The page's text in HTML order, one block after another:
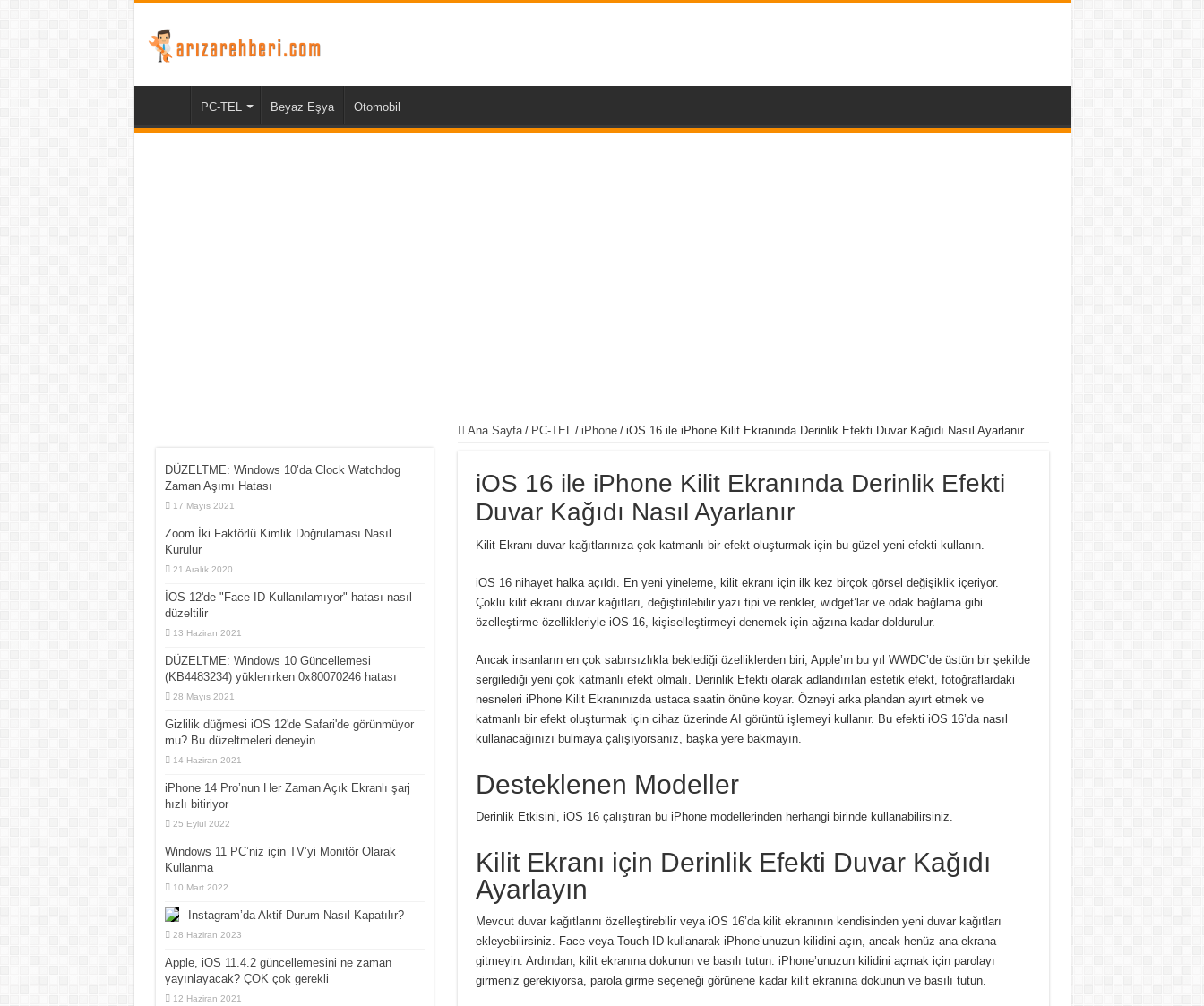
PC-TEL Beyaz Eşya Otomobil
Ana Sayfa / PC-TEL / iPhone / iOS 16 ile iPhone Kilit Ekranında Derinlik Efekti Duvar Kağıdı Nasıl Ayarlanır
iOS 16 ile iPhone Kilit Ekranında Derinlik Efekti
Duvar Kağıdı Nasıl Ayarlanır
Kilit Ekranı duvar kağıtlarınıza çok katmanlı bir efekt oluşturmak için bu güzel yeni efekti kullanın.
iOS 16 nihayet halka açıldı. En yeni yineleme, kilit ekranı için ilk kez birçok görsel değişiklik içeriyor.
Çoklu kilit ekranı duvar kağıtları, değiştirilebilir yazı tipi ve renkler, widget’lar ve odak bağlama gibi
özelleştirme özellikleriyle iOS 16, kişiselleştirmeyi denemek için ağzına kadar doldurulur.
Ancak insanların en çok sabırsızlıkla beklediği özelliklerden biri, Apple’ın bu yıl WWDC’de üstün bir şekilde
sergilediği yeni çok katmanlı efekt olmalı. Derinlik Efekti olarak adlandırılan estetik efekt, fotoğraflardaki
nesneleri iPhone Kilit Ekranınızda ustaca saatin önüne koyar. Özneyi arka plandan ayırt etmek ve
katmanlı bir efekt oluşturmak için cihaz üzerinde AI görüntü işlemeyi kullanır. Bu efekti iOS 16’da nasıl
kullanacağınızı bulmaya çalışıyorsanız, başka yere bakmayın.
Desteklenen Modeller
Derinlik Etkisini, iOS 16 çalıştıran bu iPhone modellerinden herhangi birinde kullanabilirsiniz.
Kilit Ekranı için Derinlik Efekti Duvar Kağıdı
Ayarlayın
Mevcut duvar kağıtlarını özelleştirebilir veya iOS 16’da kilit ekranının kendisinden yeni duvar kağıtları
ekleyebilirsiniz. Face veya Touch ID kullanarak iPhone’unuzun kilidini açın, ancak henüz ana ekrana
gitmeyin. Ardından, kilit ekranına dokunun ve basılı tutun. iPhone’unuzun kilidini açmak için parolayı
girmeniz gerekiyorsa, parola girme seçeneği görünene kadar kilit ekranına dokunun ve basılı tutun.
DÜZELTME: Windows 10’da Clock Watchdog
Zaman Aşımı Hatası
17 Mayıs 2021
Zoom İki Faktörlü Kimlik Doğrulaması Nasıl
Kurulur
21 Aralık 2020
İOS 12'de "Face ID Kullanılamıyor" hatası nasıl
düzeltilir
13 Haziran 2021
DÜZELTME: Windows 10 Güncellemesi
(KB4483234) yüklenirken 0x80070246 hatası
28 Mayıs 2021
Gizlilik düğmesi iOS 12'de Safari'de görünmüyor
mu? Bu düzeltmeleri deneyin
14 Haziran 2021
iPhone 14 Pro’nun Her Zaman Açık Ekranlı şarj
hızlı bitiriyor
25 Eylül 2022
Windows 11 PC’niz için TV’yi Monitör Olarak
Kullanma
10 Mart 2022
Instagram’da Aktif Durum Nasıl Kapatılır?
28 Haziran 2023
Apple, iOS 11.4.2 güncellemesini ne zaman
yayınlayacak? ÇOK çok gerekli
12 Haziran 2021